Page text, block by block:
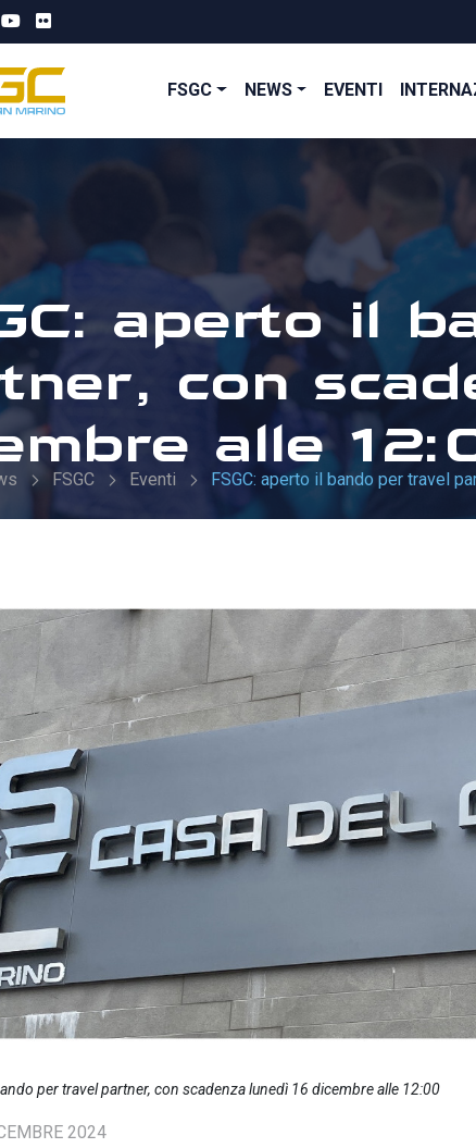
FSGC NEWS EVENTI
aperto il
con
alle
FSGC Eventi FSGC: aperto il bando per travel
per travel partner, con scadenza lunedì 16 dicembre alle 12:00
2024